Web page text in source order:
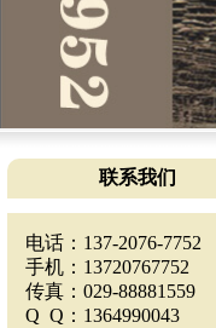
联系我们
电话：137-2076-7752
手机：13720767752
传真：029-88881559
Q Q：1364990043